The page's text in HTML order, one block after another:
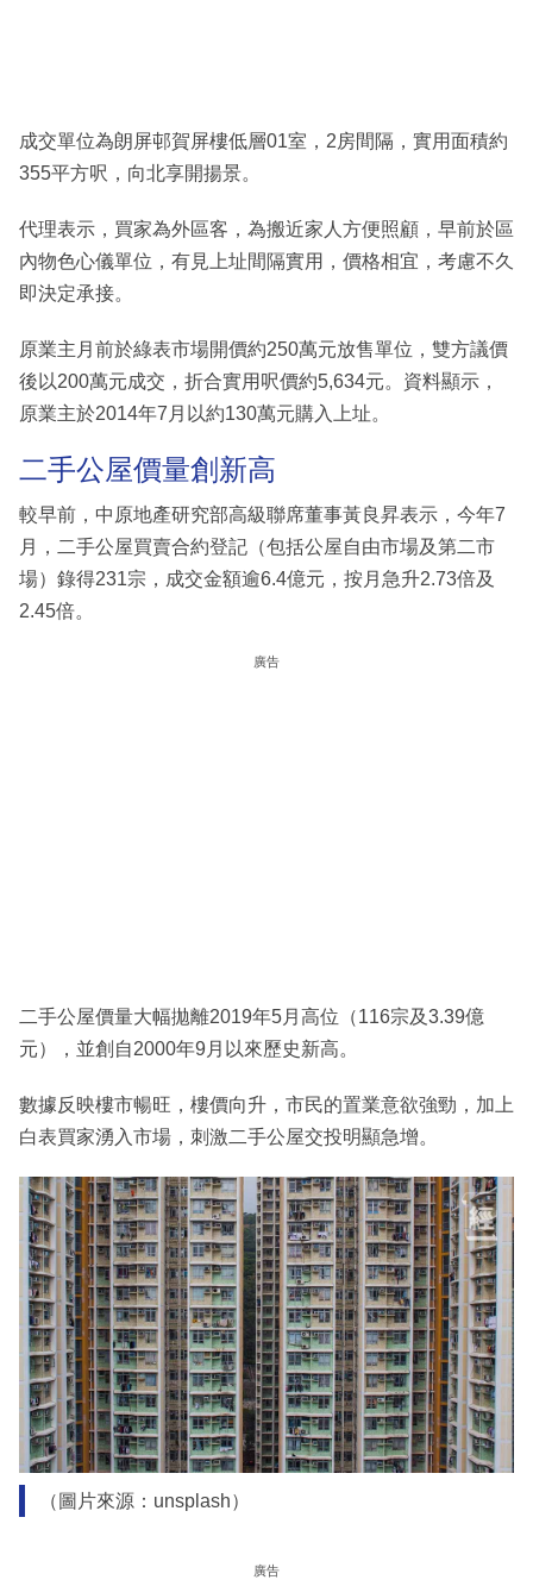
成交單位為朗屏邨賀屏樓低層01室，2房間隔，實用面積約
355平方呎，向北享開揚景。
代理表示，買家為外區客，為搬近家人方便照顧，早前於區
內物色心儀單位，有見上址間隔實用，價格相宜，考慮不久
即決定承接。
原業主月前於綠表市場開價約250萬元放售單位，雙方議價
後以200萬元成交，折合實用呎價約5,634元。資料顯示，
原業主於2014年7月以約130萬元購入上址。
二手公屋價量創新高
較早前，中原地產研究部高級聯席董事黃良昇表示，今年7
月，二手公屋買賣合約登記（包括公屋自由市場及第二市
場）錄得231宗，成交金額逾6.4億元，按月急升2.73倍及
2.45倍。
廣告
二手公屋價量大幅拋離2019年5月高位（116宗及3.39億
元），並創自2000年9月以來歷史新高。
數據反映樓市暢旺，樓價向升，市民的置業意欲強勁，加上
白表買家湧入市場，刺激二手公屋交投明顯急增。
（圖片來源：unsplash）
廣告